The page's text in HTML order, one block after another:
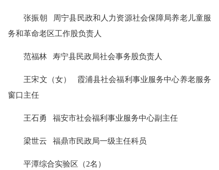
张振朝 周宁县民政和人力资源社会保障局养老儿童服
务和革命老区工作股负责人
范福林 寿宁县民政局社会事务股负责人
王宋文（女） 霞浦县社会福利事业服务中心养老服务
窗口主任
王石勇 福安市社会福利事业服务中心副主任
梁世云 福鼎市民政局一级主任科员
平潭综合实验区（2名）